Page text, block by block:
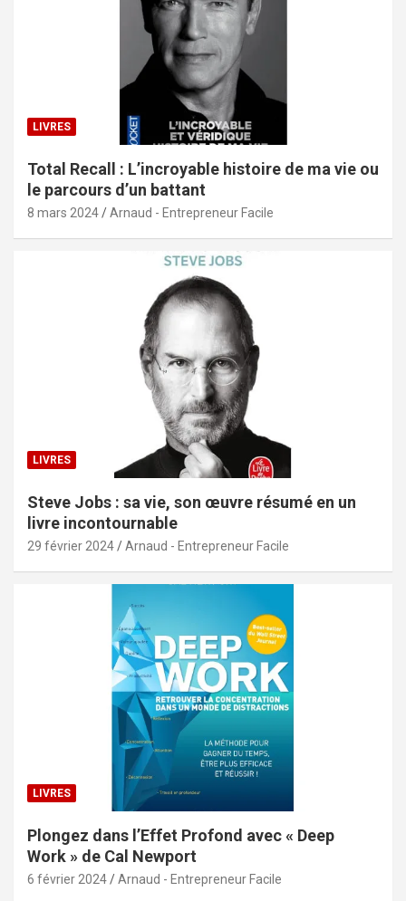
LIVRES
Total Recall : L’incroyable histoire de ma vie ou
le parcours d’un battant
8 mars 2024 Arnaud - Entrepreneur Facile
LIVRES
Steve Jobs : sa vie, son œuvre résumé en un
livre incontournable
29 février 2024 Arnaud - Entrepreneur Facile
LIVRES
Plongez dans l’Effet Profond avec « Deep
Work » de Cal Newport
6 février 2024 Arnaud - Entrepreneur Facile